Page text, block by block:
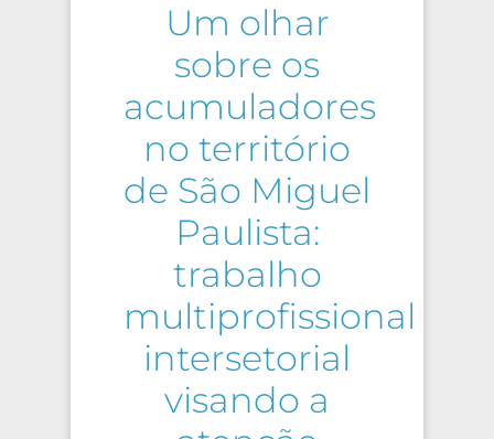
Um olhar
sobre os
acumuladores
no território
de São Miguel
Paulista:
trabalho
multiprofissional
intersetorial
visando a